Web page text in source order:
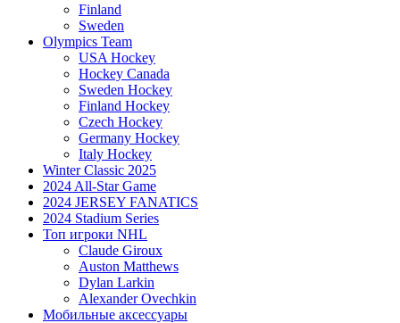
Finland
Sweden
Olympics Team
USA Hockey
Hockey Canada
Sweden Hockey
Finland Hockey
Czech Hockey
Germany Hockey
Italy Hockey
Winter Classic 2025
2024 All-Star Game
2024 JERSEY FANATICS
2024 Stadium Series
Топ игроки NHL
Claude Giroux
Auston Matthews
Dylan Larkin
Alexander Ovechkin
Мобильные аксессуары